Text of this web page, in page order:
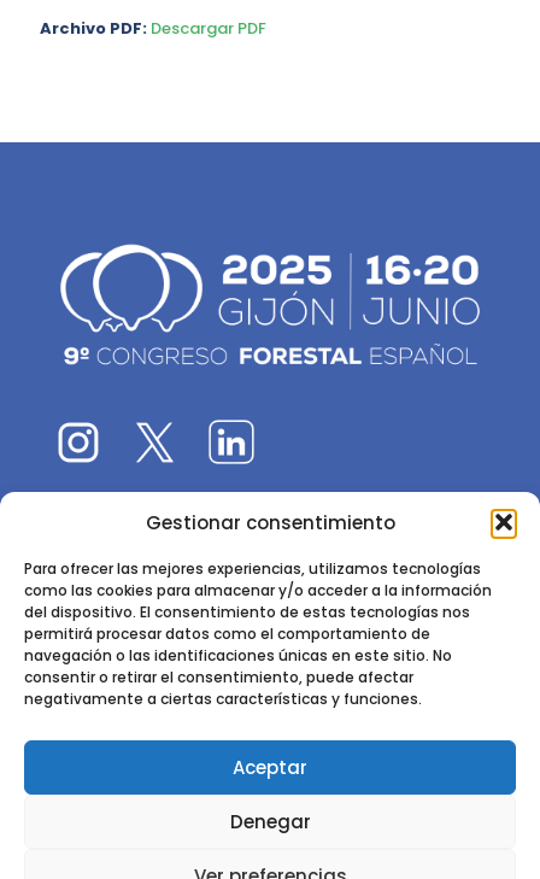
Gestionar consentimiento
Para ofrecer las mejores experiencias, utilizamos tecnologías
como las cookies para almacenar y/o acceder a la información
del dispositivo. El consentimiento de estas tecnologías nos
permitirá procesar datos como el comportamiento de
navegación o las identificaciones únicas en este sitio. No
consentir o retirar el consentimiento, puede afectar
negativamente a ciertas características y funciones.
Aceptar
Denegar
Archivo PDF: Descargar PDF
El 9CFE es una actividad promovida por laSociedad
Instituto de Ciencias Forestales, INIA-CSIC
Ctra. de la Coruña km 7,5 - 28040 Madrid
DERECHOS RESERVADOS. DISEÑO Y DESARROLLO DEL SITIO WEB,